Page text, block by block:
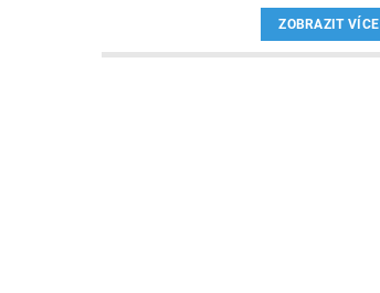
ZOBRAZIT VÍCE